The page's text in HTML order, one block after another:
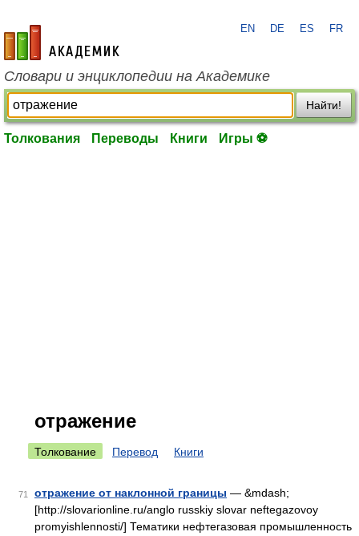
academic.ru
EN DE ES FR
Словари и энциклопедии на Академике
Найти!
Толкования Переводы Книги Игры ⚽
отражение
Толкование Перевод Книги
71 отражение от наклонной границы — &mdash;
[http://slovarionline.ru/anglo russkiy slovar neftegazovoy
promyishlennosti/] Тематики нефтегазовая промышленность